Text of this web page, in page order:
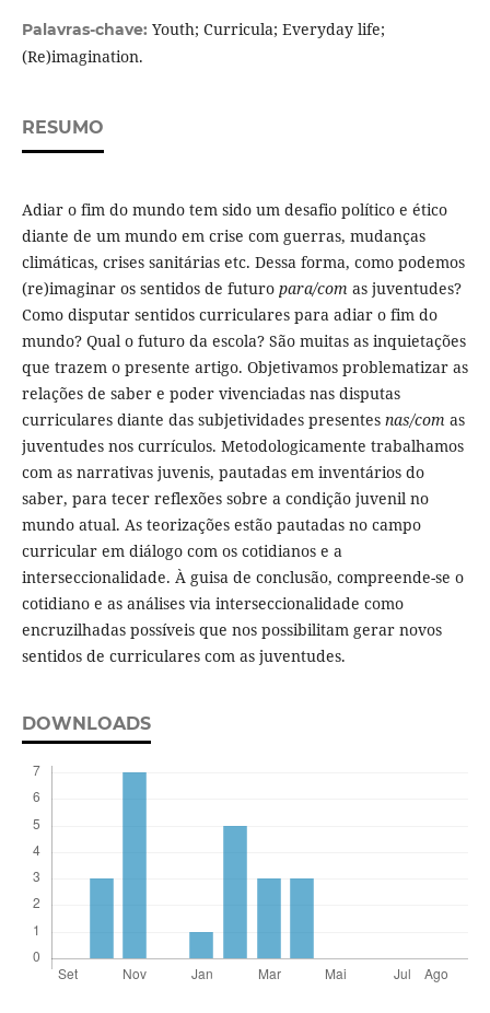
Palavras-chave: Youth; Curricula; Everyday life;
(Re)imagination.
RESUMO
Adiar o fim do mundo tem sido um desafio político e ético
diante de um mundo em crise com guerras, mudanças
climáticas, crises sanitárias etc. Dessa forma, como podemos
(re)imaginar os sentidos de futuro para/com as juventudes?
Como disputar sentidos curriculares para adiar o fim do
mundo? Qual o futuro da escola? São muitas as inquietações
que trazem o presente artigo. Objetivamos problematizar as
relações de saber e poder vivenciadas nas disputas
curriculares diante das subjetividades presentes nas/com as
juventudes nos currículos. Metodologicamente trabalhamos
com as narrativas juvenis, pautadas em inventários do
saber, para tecer reflexões sobre a condição juvenil no
mundo atual. As teorizações estão pautadas no campo
curricular em diálogo com os cotidianos e a
interseccionalidade. À guisa de conclusão, compreende-se o
cotidiano e as análises via interseccionalidade como
encruzilhadas possíveis que nos possibilitam gerar novos
sentidos de curriculares com as juventudes.
DOWNLOADS